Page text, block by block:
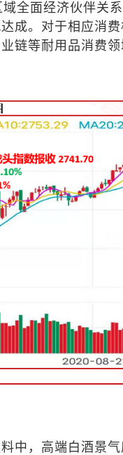
全面经济伙伴关
成。对于相应消
链等耐用品消费领
中，高端白酒景